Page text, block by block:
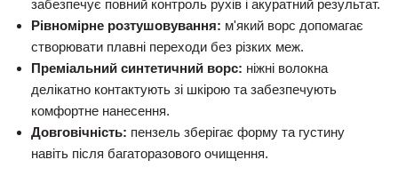
забезпечує повний контроль рухів і акуратний результат.
Рівномірне розтушовування: м'який ворс допомагає
створювати плавні переходи без різких меж.
Преміальний синтетичний ворс: ніжні волокна
делікатно контактують зі шкірою та забезпечують
комфортне нанесення.
Довговічність: пензель зберігає форму та густину
навіть після багаторазового очищення.